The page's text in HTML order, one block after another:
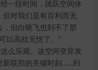
一段时间，跳跃空间休
但对我们是有百利而无
，但白晓飞也到不了那
以高枕无忧了。”
么乐观。这空间变异发
新联邦的关键时刻……到